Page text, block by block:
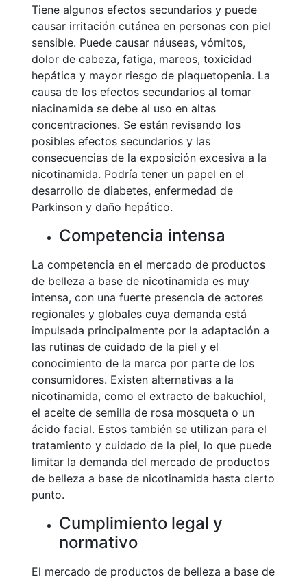
Tiene algunos efectos secundarios y puede
causar irritación cutánea en personas con piel
sensible. Puede causar náuseas, vómitos,
dolor de cabeza, fatiga, mareos, toxicidad
hepática y mayor riesgo de plaquetopenia. La
causa de los efectos secundarios al tomar
niacinamida se debe al uso en altas
concentraciones. Se están revisando los
posibles efectos secundarios y las
consecuencias de la exposición excesiva a la
nicotinamida. Podría tener un papel en el
desarrollo de diabetes, enfermedad de
Parkinson y daño hepático.
Competencia intensa
La competencia en el mercado de productos
de belleza a base de nicotinamida es muy
intensa, con una fuerte presencia de actores
regionales y globales cuya demanda está
impulsada principalmente por la adaptación a
las rutinas de cuidado de la piel y el
conocimiento de la marca por parte de los
consumidores. Existen alternativas a la
nicotinamida, como el extracto de bakuchiol,
el aceite de semilla de rosa mosqueta o un
ácido facial. Estos también se utilizan para el
tratamiento y cuidado de la piel, lo que puede
limitar la demanda del mercado de productos
de belleza a base de nicotinamida hasta cierto
punto.
Cumplimiento legal y
normativo
El mercado de productos de belleza a base de